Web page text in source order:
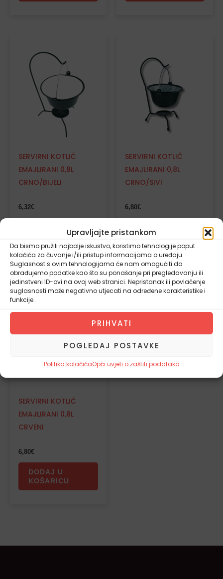
Upravljajte pristankom
Da bismo pružili najbolje iskustvo, koristimo tehnologije poput
kolačića za čuvanje i/ili pristup informacijama o uređaju.
Suglasnost s ovim tehnologijama će nam omogućiti da
obrađujemo podatke kao što su ponašanje pri pregledavanju ili
jedinstveni ID-ovi na ovoj web stranici. Nepristanak ili povlačenje
suglasnosti može negativno utjecati na određene karakteristike i
funkcije.
PRIHVATI
POGLEDAJ POSTAVKE
Politika kolačićaOpći uvjeti o zaštiti podataka
SERVIRNI KOTLIĆ
EMAJLIRANI 0,8L
CRNO/BIJELI
6,32€
KOŠARICU
SERVIRNI KOTLIĆ
EMAJLIRANI 0,8L
CRNO/SIVI
6,80€
DODAJ U
KOŠARICU
SERVIRNI KOTLIĆ
EMAJLIRANI 0,8L
CRVENI
6,80€
DODAJ U
KOŠARICU